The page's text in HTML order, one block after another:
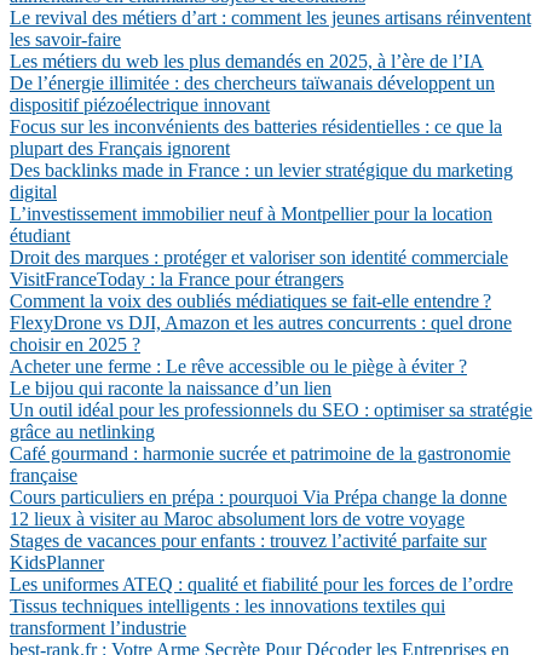
Le revival des métiers d’art : comment les jeunes artisans réinventent
les savoir-faire
Les métiers du web les plus demandés en 2025, à l’ère de l’IA
De l’énergie illimitée : des chercheurs taïwanais développent un
dispositif piézoélectrique innovant
Focus sur les inconvénients des batteries résidentielles : ce que la
plupart des Français ignorent
Des backlinks made in France : un levier stratégique du marketing
digital
L’investissement immobilier neuf à Montpellier pour la location
étudiant
Droit des marques : protéger et valoriser son identité commerciale
VisitFranceToday : la France pour étrangers
Comment la voix des oubliés médiatiques se fait-elle entendre ?
FlexyDrone vs DJI, Amazon et les autres concurrents : quel drone
choisir en 2025 ?
Acheter une ferme : Le rêve accessible ou le piège à éviter ?
Le bijou qui raconte la naissance d’un lien
Un outil idéal pour les professionnels du SEO : optimiser sa stratégie
grâce au netlinking
Café gourmand : harmonie sucrée et patrimoine de la gastronomie
française
Cours particuliers en prépa : pourquoi Via Prépa change la donne
12 lieux à visiter au Maroc absolument lors de votre voyage
Stages de vacances pour enfants : trouvez l’activité parfaite sur
KidsPlanner
Les uniformes ATEQ : qualité et fiabilité pour les forces de l’ordre
Tissus techniques intelligents : les innovations textiles qui
transforment l’industrie
best-rank.fr : Votre Arme Secrète Pour Décoder les Entreprises en